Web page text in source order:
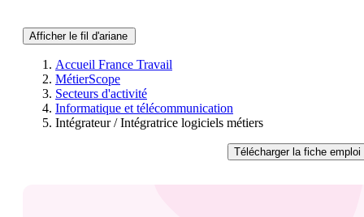
Afficher le fil d'ariane
Accueil France Travail
MétierScope
Secteurs d'activité
Informatique et télécommunication
Intégrateur / Intégratrice logiciels métiers
Télécharger la fiche emploi